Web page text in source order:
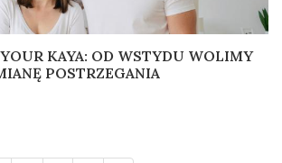
KAYA: OD WSTYDU WOLIMY
POSTRZEGANIA